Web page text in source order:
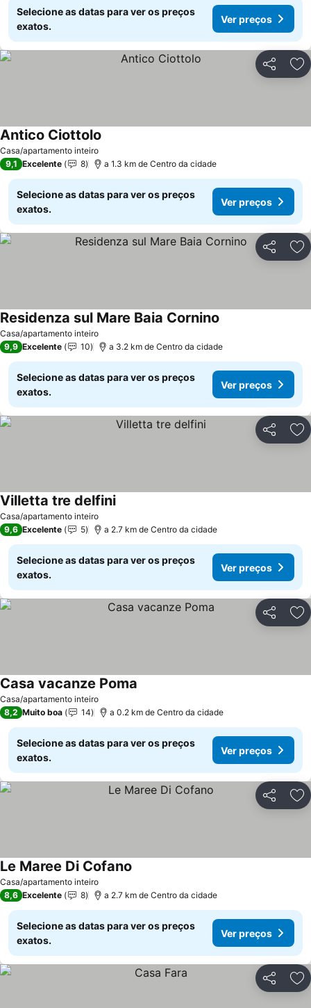
Selecione as datas para ver os preços
exatos.
Ver preços
Partilhar
Casa/apartamento inteiro
Antico Ciottolo
9,1 Excelente 8 a 1.3 km de Centro da cidade
Selecione as datas para ver os preços
exatos.
Ver preços
Partilhar
Casa/apartamento inteiro
Residenza sul Mare Baia Cornino
9,9 Excelente 10 a 3.2 km de Centro da cidade
Selecione as datas para ver os preços
exatos.
Ver preços
Partilhar
Casa/apartamento inteiro
Villetta tre delfiniVer preços
9,6 Excelente 5 a 2.7 km de Centro da cidade
Selecione as datas para ver os preços
exatos.
Ver preços
Partilhar
Casa/apartamento inteiro
Casa vacanze Poma
8,2 Muito boa 14 a 0.2 km de Centro da cidade
Selecione as datas para ver os preços
exatos.
Ver preços
Partilhar
Casa/apartamento inteiro
Le Maree Di Cofano
8,6 Excelente 8 a 2.7 km de Centro da cidade
Selecione as datas para ver os preços
exatos.
Ver preços
Partilhar